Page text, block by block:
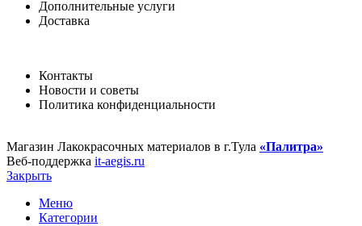
Дополнительные услуги
Доставка
Контакты
Новости и советы
Политика конфиденциальности
Магазин Лакокрасочных материалов в г.Тула «Палитра»
Веб-поддержка it-aegis.ru
Закрыть
Меню
Категории